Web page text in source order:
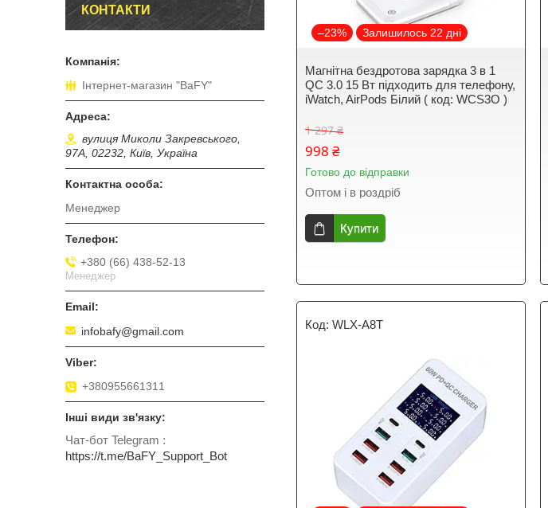
–23% Залишилось 22 дні
Магнітна бездротова зарядка 3 в 1
QC 3.0 15 Вт підходить для телефону,
iWatch, AirPods Білий ( код: WCS3O )
1 297 ₴
998 ₴
Готово до відправки
Оптом і в роздріб
Купити
WLX-A8T
КОНТАКТИ
Інтернет-магазин "BaFY"
вулиця Миколи Закревського,
97А, 02232, Київ, Україна
Менеджер
+380 (66) 438-52-13
Менеджер
infobafy@gmail.com
+380955661311
Чат-бот Telegram
https://t.me/BaFY_Support_Bot